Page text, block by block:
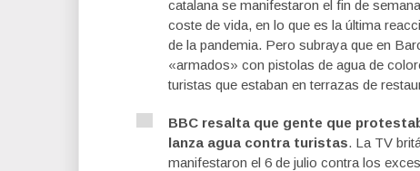
catalana se manifestaron el fin de
coste de vida, en lo que es la última
de la pandemia. Pero subraya que en
«armados» con pistolas de agua de
turistas que estaban en terrazas de
BBC resalta que gente que
lanza agua contra turistas. La TV
manifestaron el 6 de julio contra los